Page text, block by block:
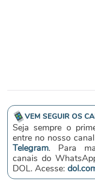
VEM SEGUIR OS
Seja sempre o
entre no nosso
Telegram. Para
canais do
DOL. Acesse: